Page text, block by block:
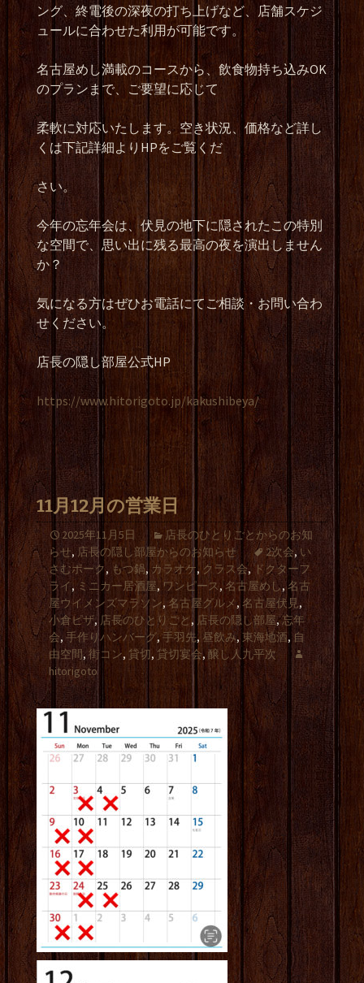
ング、終電後の深夜の打ち上げなど、店舗スケジ
ュールに合わせた利用が可能です。
名古屋めし満載のコースから、飲食物持ち込みOK
のプランまで、ご要望に応じて
柔軟に対応いたします。空き状況、価格など詳し
くは下記詳細よりHPをご覧くだ
さい。
今年の忘年会は、伏見の地下に隠されたこの特別
な空間で、思い出に残る最高の夜を演出しません
か？
気になる方はぜひお電話にてご相談・お問い合わ
せください。
店長の隠し部屋公式HP
https://www.hitorigoto.jp/kakushibeya/
11月12月の営業日
2025年11月5日
店長のひとりごとからのお知
らせ, 店長の隠し部屋からのお知らせ 2次会,い
さむポーク, もつ鍋, カラオケ, クラス会,ドクターフ
ライ, ミニカー居酒屋, ワンピース, 名古屋めし,名古
屋ウイメンズマラソン, 名古屋グルメ , 名古屋伏見,
小倉ピザ, 店長のひとりごと, 店長の隠し部屋,忘年
会, 手作りハンバーグ,手羽先,昼飲み, 東海地酒, 自
由空間,街コン, 貸切, 貸切宴会, 醸し人九平次
hitorigoto